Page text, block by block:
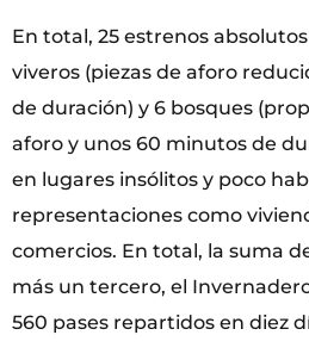
En total, 25 estrenos
viveros (piezas de aforo
de duración) y 6 bosques
aforo y unos 60 minutos de
en lugares insólitos y poco
representaciones como
comercios. En total, la suma
más un tercero, el
560 pases repartidos en diez